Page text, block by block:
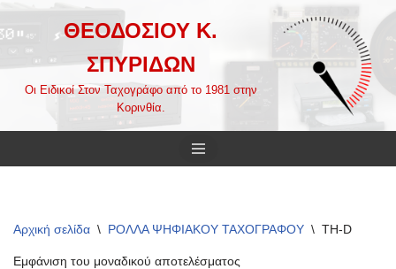
Μεταπηδήστε
στο
περιεχόμενο
ΘΕΟΔΟΣΙΟΥ Κ.
ΣΠΥΡΙΔΩΝ
Οι Ειδικοί Στον Ταχογράφο από το 1981 στην
Κορινθία.
Αρχική σελίδα \ ΡΟΛΛΑ ΨΗΦΙΑΚΟΥ ΤΑΧΟΓΡΑΦΟΥ \ TH-D
Εμφάνιση του μοναδικού αποτελέσματος